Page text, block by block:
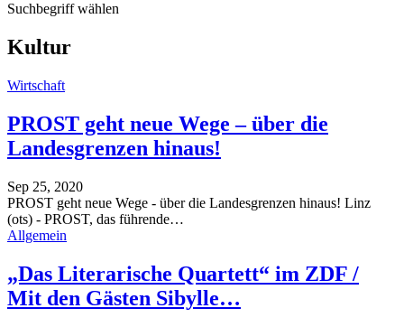
Suchbegriff wählen
Kultur
Wirtschaft
PROST geht neue Wege – über die
Landesgrenzen hinaus!
Sep 25, 2020
PROST geht neue Wege - über die Landesgrenzen hinaus! Linz
(ots) - PROST, das führende…
Allgemein
„Das Literarische Quartett“ im ZDF /
Mit den Gästen Sibylle…